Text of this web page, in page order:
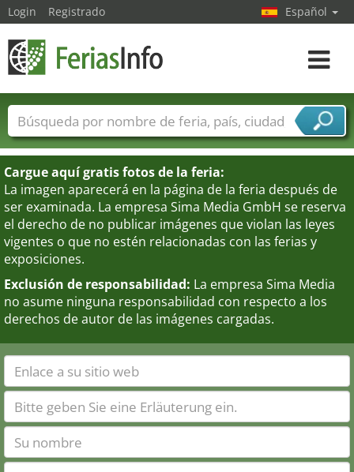
Cargue aquí gratis fotos de la feria:
La imagen aparecerá en la página de la feria después de
ser examinada. La empresa Sima Media GmbH se reserva
el derecho de no publicar imágenes que violan las leyes
vigentes o que no estén relacionadas con las ferias y
exposiciones.
Exclusión de responsabilidad: La empresa Sima Media
no asume ninguna responsabilidad con respecto a los
derechos de autor de las imágenes cargadas.
Login Registrado Español
toggle
Nombres de ferias Países
Ciudades
Sectores de ferias
Sectores de proveedor de servicios